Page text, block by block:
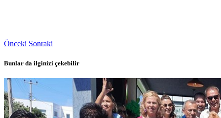
Önceki Sonraki
Bunlar da ilginizi çekebilir